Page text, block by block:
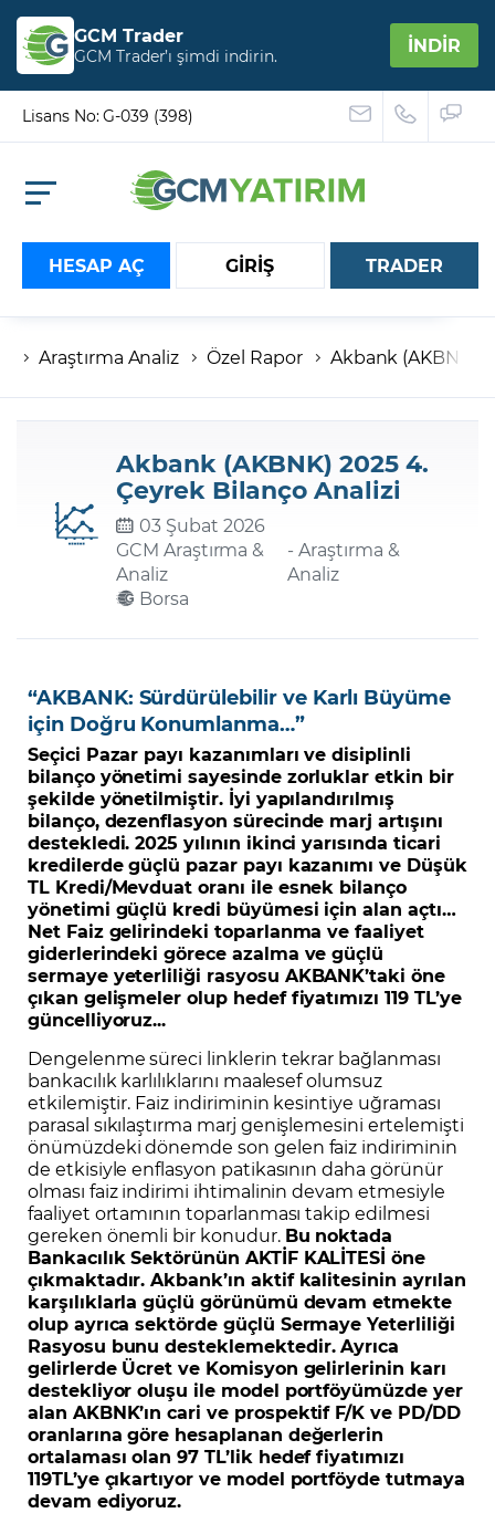
GCM Trader
GCM Trader’ı şimdi indirin. İNDİR
Lisans No: G-039 (398)
HESAP AÇ GİRİŞ
Hesap numaranız
Şifreniz
Şifremi Unuttum
TRADER
Araştırma Analiz Özel Rapor Akbank (AKBNK)
Akbank (AKBNK) 2025 4.
Çeyrek Bilanço Analizi
03 Şubat 2026
GCM Araştırma &
Analiz
- Araştırma &
Analiz
Borsa
“AKBANK: Sürdürülebilir ve Karlı Büyüme
için Doğru Konumlanma…”
Seçici Pazar payı kazanımları ve disiplinli
bilanço yönetimi sayesinde zorluklar etkin bir
şekilde yönetilmiştir. İyi yapılandırılmış
bilanço, dezenflasyon sürecinde marj artışını
destekledi. 2025 yılının ikinci yarısında ticari
kredilerde güçlü pazar payı kazanımı ve Düşük
TL Kredi/Mevduat oranı ile esnek bilanço
yönetimi güçlü kredi büyümesi için alan açtı…
Net Faiz gelirindeki toparlanma ve faaliyet
giderlerindeki görece azalma ve güçlü
sermaye yeterliliği rasyosu AKBANK’taki öne
çıkan gelişmeler olup hedef fiyatımızı 119 TL’ye
güncelliyoruz...
Dengelenme süreci linklerin tekrar bağlanması
bankacılık karlılıklarını maalesef olumsuz
etkilemiştir. Faiz indiriminin kesintiye uğraması
parasal sıkılaştırma marj genişlemesini ertelemişti
önümüzdeki dönemde son gelen faiz indiriminin
de etkisiyle enflasyon patikasının daha görünür
olması faiz indirimi ihtimalinin devam etmesiyle
faaliyet ortamının toparlanması takip edilmesi
gereken önemli bir konudur. Bu noktada
Bankacılık Sektörünün AKTİF KALİTESİ öne
çıkmaktadır. Akbank’ın aktif kalitesinin ayrılan
karşılıklarla güçlü görünümü devam etmekte
olup ayrıca sektörde güçlü Sermaye Yeterliliği
Rasyosu bunu desteklemektedir. Ayrıca
gelirlerde Ücret ve Komisyon gelirlerinin karı
destekliyor oluşu ile model portföyümüzde yer
alan AKBNK’ın cari ve prospektif F/K ve PD/DD
oranlarına göre hesaplanan değerlerin
ortalaması olan 97 TL’lik hedef fiyatımızı
119TL’ye çıkartıyor ve model portföyde tutmaya
devam ediyoruz.